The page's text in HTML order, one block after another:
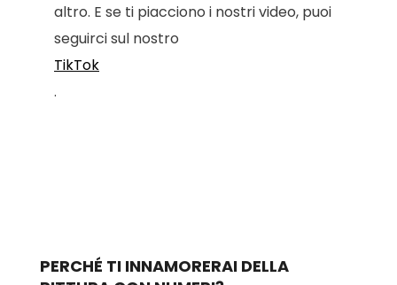
altro. E se ti piacciono i nostri video, puoi
seguirci sul nostro
TikTok
.
PERCHÉ TI INNAMORERAI DELLA